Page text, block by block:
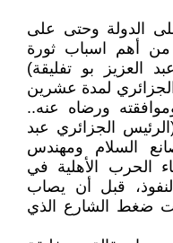
الدولة وحتى على
من أهم اسباب ثورة
العزيز بو تفليقة)
لمدة عشرين
ورضاه عنه..
يعتبر ((الرئيس الجزائري عبد
السلام ومهندس
الحرب الأهلية في
قبل أن يصاب
ضغط الشارع الذي